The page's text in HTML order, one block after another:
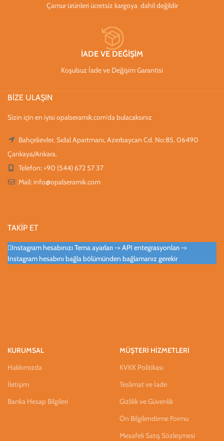
Çamur ürünleri ücretsiz kargoya dahil değildir
İADE VE DEĞİŞİM
Koşulsuz İade ve Değişim Garantisi
BİZE ULAŞIN
Sizin için en iyisi opalseramik.com'da bulacaksınız
Bahçelievler, Sıdal Apartmanı, Azerbaycan Cd. No:85, 06490
Çankaya/Ankara.
Telefon: +90 (544) 672 57 37
Mail: info@opalseramik.com
TAKİP ET
Instagram hesabınızı Tema ayarları -> API entegrasyonları ->
Instagram hesabını bağla bölümünden bağlamanız gerekir
KURUMSAL
Hakkımızda
İletişim
Banka Hesap Bilgileri
MÜŞTERİ HİZMETLERİ
KVKK Politikası
Teslimat ve İade
Gizlilik ve Güvenlik
Ön Bilgilendirme Formu
Mesafeli Satış Sözleşmesi